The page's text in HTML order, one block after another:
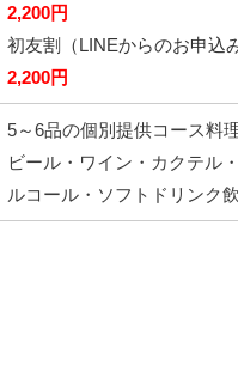
2,200円
初友割
（LINEからのお申込
2,200円
5～6品の個別提供コース料
ビール・ワイン・カクテル
ルコール・ソフトドリンク